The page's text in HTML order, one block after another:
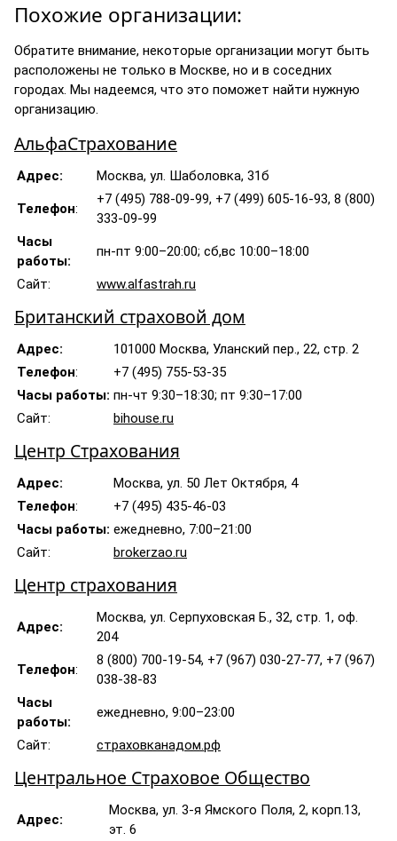
Похожие организации:
Обратите внимание, некоторые организации могут быть
расположены не только в Москве, но и в соседних
городах. Мы надеемся, что это поможет найти нужную
организацию.
АльфаСтрахование
Адрес: Москва, ул. Шаболовка, 31б
Телефон:
+7 (495) 788-09-99, +7 (499) 605-16-93, 8 (800)
333-09-99
Часы
работы:
пн-пт 9:00–20:00; сб,вс 10:00–18:00
Сайт: www.alfastrah.ru
Британский страховой дом
Адрес:
101000 Москва, Уланский пер., 22, стр. 2
Телефон:
+7 (495) 755-53-35
Часы работы: пн-чт 9:30–18:30; пт 9:30–17:00
Сайт:
bihouse.ru
Центр Страхования
Адрес:
Москва, ул. 50 Лет Октября, 4
Телефон:
+7 (495) 435-46-03
Часы работы: ежедневно, 7:00–21:00
Сайт:
brokerzao.ru
Центр страхования
Адрес:
Москва, ул. Серпуховская Б., 32, стр. 1, оф.
204
Телефон:
8 (800) 700-19-54, +7 (967) 030-27-77, +7 (967)
038-38-83
Часы
работы:
ежедневно, 9:00–23:00
Сайт: страховканадом.рф
Центральное Страховое Общество
Адрес:
Москва, ул. 3-я Ямского Поля, 2, корп.13,
эт. 6